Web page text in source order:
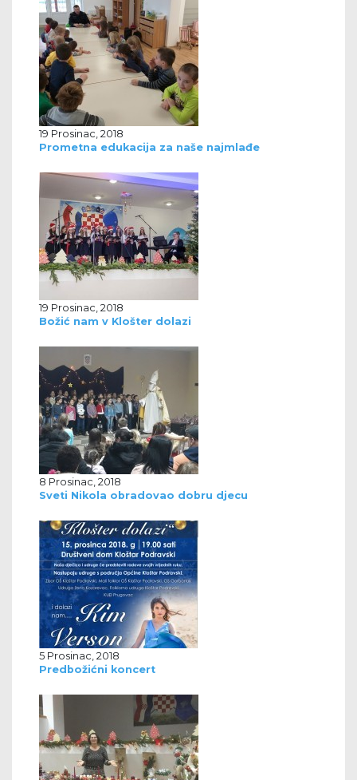
19 Prosinac, 2018
Prometna edukacija za naše najmlađe
19 Prosinac, 2018
Božić nam v Klošter dolazi
8 Prosinac, 2018
Sveti Nikola obradovao dobru djecu
5 Prosinac, 2018
Predbožićni koncert